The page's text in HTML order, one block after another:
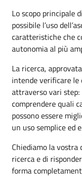
Lo scopo principale
possibile l’uso
caratteristiche che
autonomia al più
La ricerca,
intende verificare le
attraverso vari
comprendere quali
possono essere
un uso semplice ed
Chiediamo la
ricerca e di
forma